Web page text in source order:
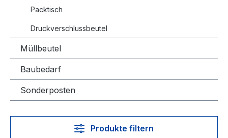
Packtisch
Druckverschlussbeutel
Müllbeutel
Baubedarf
Sonderposten
Produkte filtern